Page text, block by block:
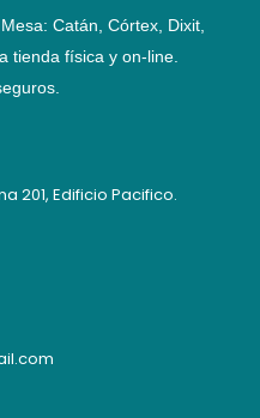
Catán, Córtex, Dixit,
tienda física y on-line.
201, Edificio Pacifico.